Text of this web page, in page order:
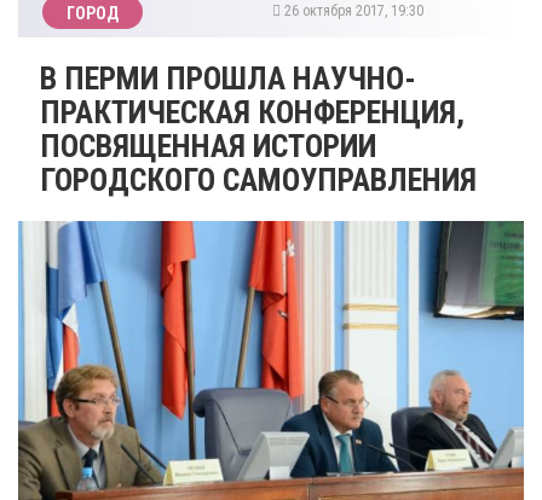
ГОРОД 26 октября 2017, 19:30
В ПЕРМИ ПРОШЛА НАУЧНО-
ПРАКТИЧЕСКАЯ КОНФЕРЕНЦИЯ,
ПОСВЯЩЕННАЯ ИСТОРИИ
ГОРОДСКОГО САМОУПРАВЛЕНИЯ